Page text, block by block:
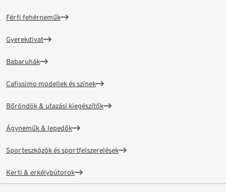
Férfi fehérneműk
Gyerekdivat
Babaruhák
Cafissimo modellek és színek
Bőröndök & utazási kiegészítők
Ágyneműk & lepedők
Sporteszközök és sportfelszerelések
Kerti & erkélybútorok